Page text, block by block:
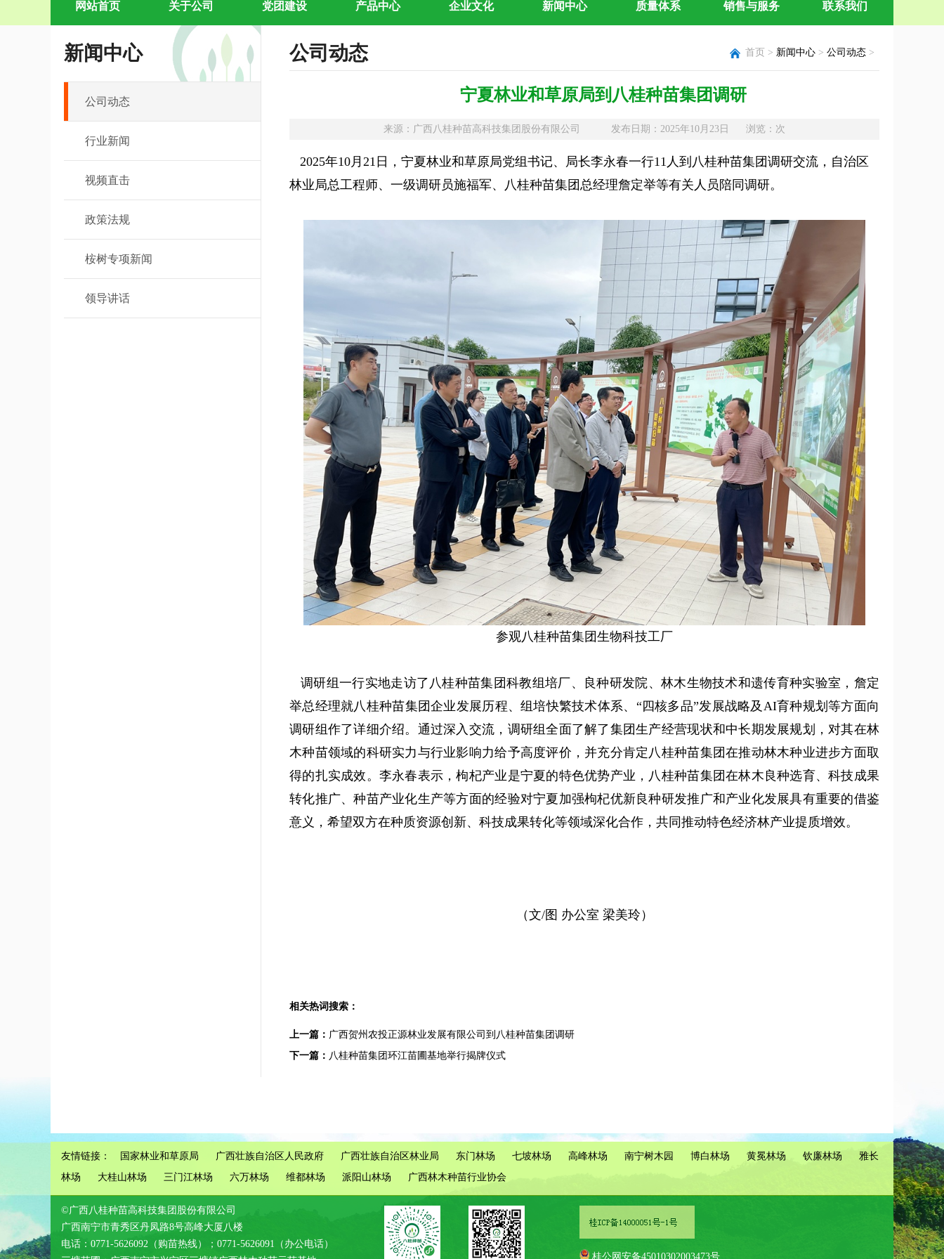
网站首页 关于公司 党团建设 产品中心 企业文化 新闻中心 质量体系 销售与服务 联系我们
新闻中心
公司动态
行业新闻
视频直击
政策法规
桉树专项新闻
领导讲话
首页 > 新闻中心 > 公司动态 >
公司动态
宁夏林业和草原局到八桂种苗集团调研
来源：广西八桂种苗高科技集团股份有限公司 发布日期：2025年10月23日 浏览： 次
2025年10月21日，宁夏林业和草原局党组书记、局长李永春一行11人到八桂种苗集团调研交流，自治区
林业局总工程师、一级调研员施福军、八桂种苗集团总经理詹定举等有关人员陪同调研。
参观八桂种苗集团生物科技工厂
调研组一行实地走访了八桂种苗集团科教组培厂、良种研发院、林木生物技术和遗传育种实验室，詹定
举总经理就八桂种苗集团企业发展历程、组培快繁技术体系、“四核多品”发展战略及AI育种规划等方面向
调研组作了详细介绍。通过深入交流，调研组全面了解了集团生产经营现状和中长期发展规划，对其在林
木种苗领域的科研实力与行业影响力给予高度评价，并充分肯定八桂种苗集团在推动林木种业进步方面取
得的扎实成效。李永春表示，枸杞产业是宁夏的特色优势产业，八桂种苗集团在林木良种选育、科技成果
转化推广、种苗产业化生产等方面的经验对宁夏加强枸杞优新良种研发推广和产业化发展具有重要的借鉴
意义，希望双方在种质资源创新、科技成果转化等领域深化合作，共同推动特色经济林产业提质增效。
（文/图 办公室 梁美玲）
相关热词搜索：
上一篇： 广西贺州农投正源林业发展有限公司到八桂种苗集团调研
下一篇： 八桂种苗集团环江苗圃基地举行揭牌仪式
友情链接： 国家林业和草原局 广西壮族自治区人民政府 广西壮族自治区林业局 东门林场 七坡林场 高峰林场 南宁树木园 博白林场 黄冕林场 钦廉林场
雅长
林场
大桂山林场 三门江林场 六万林场 维都林场 派阳山林场 广西林木种苗行业协会
©广西八桂种苗高科技集团股份有限公司
广西南宁市青秀区丹凤路8号高峰大厦八楼
电话：0771-5626092（购苗热线）；0771-5626091（办公电话）
桂公网安备45010302003473号